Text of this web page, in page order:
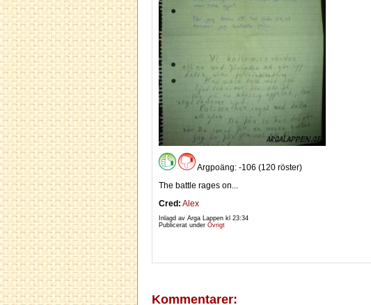
Argpoäng: -106 (120 röster)
The battle rages on...
Cred: Alex
Inlagd av Arga Lappen kl 23:34
Publicerat under Övrigt
Kommentarer: